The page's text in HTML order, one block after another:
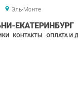
Эль-Монте
ЕКАТЕРИНБУРГ
КОНТАКТЫ ОПЛАТА И